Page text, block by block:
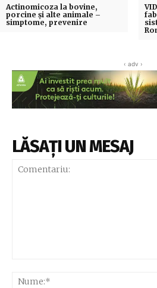
Actinomicoza la bovine,
porcine și alte animale –
simptome, prevenire
‹ adv ›
LĂSAȚI UN MESAJ